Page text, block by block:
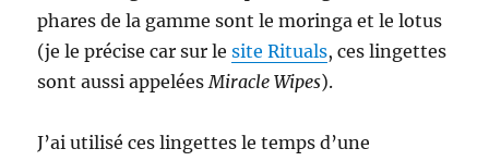
phares de la gamme sont le moringa et le lotus
(je le précise car sur lesite Rituals, ces lingettes
sont aussi appeléesMiracle Wipes).
J’ai utilisé ces lingettes le temps d’une